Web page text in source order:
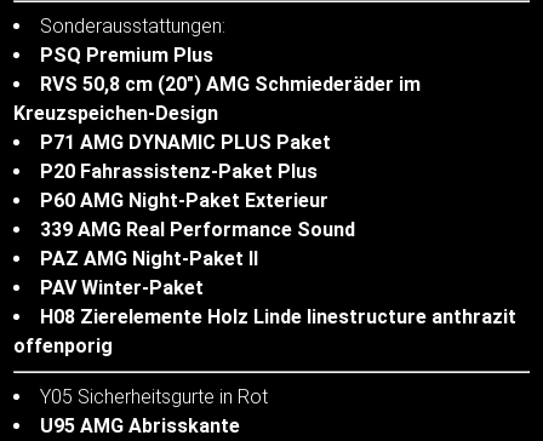
Sonderausstattungen:
PSQ Premium Plus
RVS 50,8 cm (20") AMG Schmiederäder im
Kreuzspeichen-Design
P71 AMG DYNAMIC PLUS Paket
P20 Fahrassistenz-Paket Plus
P60 AMG Night-Paket Exterieur
339 AMG Real Performance Sound
PAZ AMG Night-Paket II
PAV Winter-Paket
H08 Zierelemente Holz Linde linestructure anthrazit
offenporig
Y05 Sicherheitsgurte in Rot
U95 AMG Abrisskante